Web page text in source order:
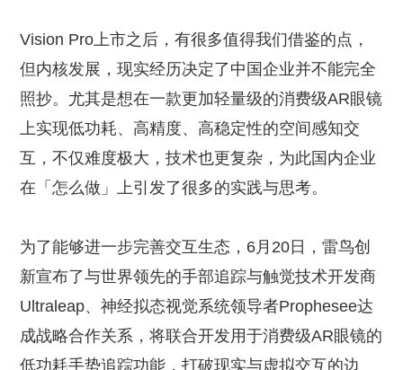
Vision Pro上市之后，有很多值得我们借鉴的点，
但内核发展，现实经历决定了中国企业并不能完全
照抄。尤其是想在一款更加轻量级的消费级AR眼镜
上实现低功耗、高精度、高稳定性的空间感知交
互，不仅难度极大，技术也更复杂，为此国内企业
在「怎么做」上引发了很多的实践与思考。
为了能够进一步完善交互生态，6月20日，雷鸟创
新宣布了与世界领先的手部追踪与触觉技术开发商
Ultraleap、神经拟态视觉系统领导者Prophesee达
成战略合作关系，将联合开发用于消费级AR眼镜的
低功耗手势追踪功能，打破现实与虚拟交互的边